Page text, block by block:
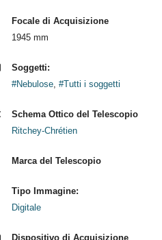
Focale di Acquisizione
1945 mm
Soggetti:
#Nebulose, #Tutti i soggetti
Schema Ottico del Telescopio
Ritchey-Chrétien
Marca del Telescopio
Tipo Immagine:
Digitale
Dispositivo di Acquisizione